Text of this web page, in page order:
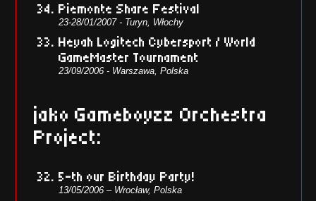
Piemonte Share Festival
23-28/01/2007 - Turyn, Włochy
Heyah Logitech Cybersport / World
GameMaster Tournament
23/09/2006 - Warszawa, Polska
jako Gameboyzz Orchestra
Project:
5-th our Birthday Party!
13/05/2006 – Wrocław, Polska